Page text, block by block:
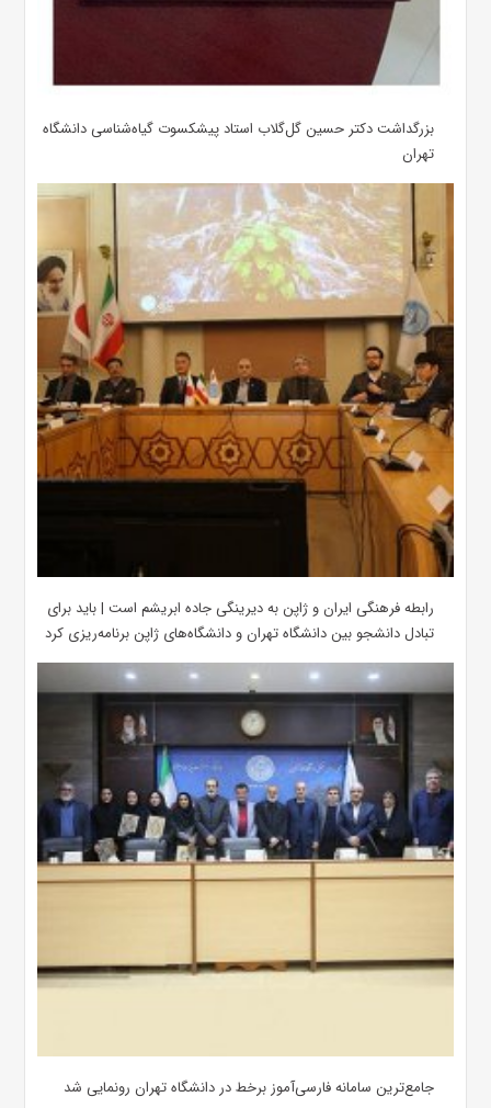
بزرگداشت دکتر حسین گل‌گلاب استاد پیشکسوت گیاه‌شناسی دانشگاه
تهران
رابطه فرهنگی ایران و ژاپن به دیرینگی جاده ابریشم است | باید برای
تبادل دانشجو بین دانشگاه تهران و دانشگاه‌های ژاپن برنامه‌ریزی کرد
جامع‌ترین سامانه فارسی‌آموز برخط در دانشگاه تهران رونمایی شد